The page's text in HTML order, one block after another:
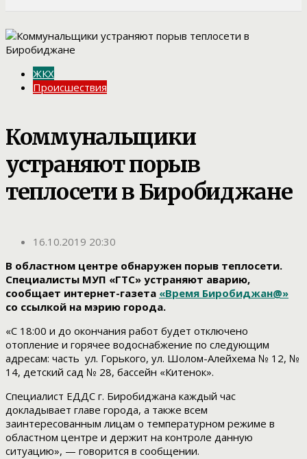
ЖКХ
Происшествия
Коммунальщики
устраняют порыв
теплосети в Биробиджане
16.10.2019 20:30
В областном центре обнаружен порыв теплосети.
Специалисты МУП «ГТС» устраняют аварию,
сообщает интернет-газета «Время Биробиджан@»
со ссылкой на мэрию города.
«С 18:00 и до окончания работ будет отключено
отопление и горячее водоснабжение по следующим
адресам: часть ул. Горького, ул. Шолом-Алейхема № 12, №
14, детский сад № 28, бассейн «Китенок».
Специалист ЕДДС г. Биробиджана каждый час
докладывает главе города, а также всем
заинтересованным лицам о температурном режиме в
областном центре и держит на контроле данную
ситуацию», — говорится в сообщении.